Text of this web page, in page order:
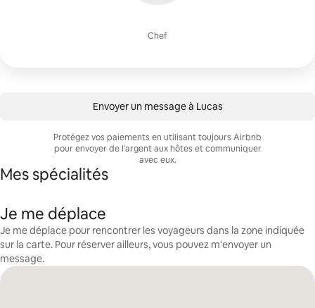
Chef
Envoyer un message à Lucas
Protégez vos paiements en utilisant toujours Airbnb
pour envoyer de l'argent aux hôtes et communiquer
avec eux.
Mes spécialités
Je me déplace
Je me déplace pour rencontrer les voyageurs dans la zone indiquée
sur la carte. Pour réserver ailleurs, vous pouvez m'envoyer un
message.